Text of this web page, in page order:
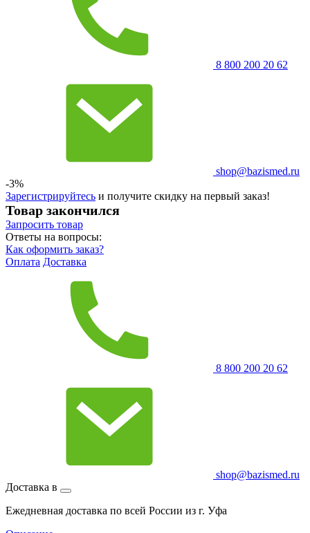
8 800 200 20 62
shop@bazismed.ru
-3%
Зарегистрируйтесь и получите скидку на первый заказ!
Товар закончился
Запросить товар
Ответы на вопросы:
Как оформить заказ?
Оплата Доставка
8 800 200 20 62
shop@bazismed.ru
Доставка в
Ежедневная доставка по всей России из г. Уфа